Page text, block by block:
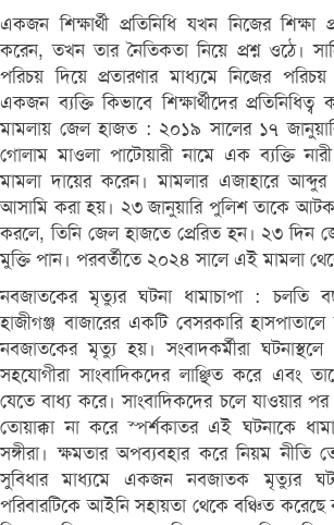
একজন শিক্ষার্থী প্রতিনিধি যখন নিজের শিক্ষা
করেন, তখন তার নৈতিকতা নিয়ে প্রশ্ন ওঠে।
পরিচয় দিয়ে প্রতারণার মাধ্যমে নিজের
একজন ব্যক্তি কিভাবে শিক্ষার্থীদের
মামলায় জেল হাজত : ২০১৯ সালের ১৭
গোলাম মাওলা পাটোয়ারী নামে এক ব্যক্তি
মামলা দায়ের করেন। মামলার এজাহারে আব্দুর
আসামি করা হয়। ২৩ জানুয়ারি পুলিশ তাকে
করলে, তিনি জেল হাজতে প্রেরিত হন। ২৩ দিন
মুক্তি পান। পরবর্তীতে ২০২৪ সালে এই মামলা
নবজাতকের মৃত্যুর ঘটনা ধামাচাপা :
হাজীগঞ্জ বাজারের একটি বেসরকারি
নবজাতকের মৃত্যু হয়। সংবাদকর্মীরা
সহযোগীরা সাংবাদিকদের লাঞ্ছিত করে এবং
যেতে বাধ্য করে। সাংবাদিকদের চলে যাওয়ার
তোয়াক্কা না করে স্পর্শকাতর এই ঘটনাকে
সঙ্গীরা। ক্ষমতার অপব্যবহার করে নিয়ম নীতি
সুবিধার মাধ্যমে একজন নবজাতক মৃত্যুর
পরিবারটিকে আইনি সহায়তা থেকে বঞ্চিত